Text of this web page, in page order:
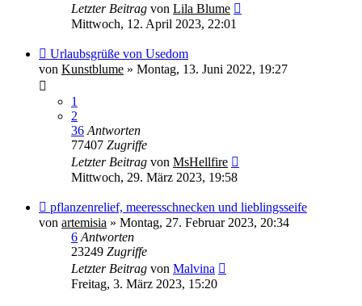
Letzter Beitrag von Lila Blume
Mittwoch, 12. April 2023, 22:01
Urlaubsgrüße von Usedom
von Kunstblume » Montag, 13. Juni 2022, 19:27
1
2
36 Antworten
77407 Zugriffe
Letzter Beitrag von MsHellfire
Mittwoch, 29. März 2023, 19:58
pflanzenrelief, meeresschnecken und lieblingsseife
von artemisia » Montag, 27. Februar 2023, 20:34
6 Antworten
23249 Zugriffe
Letzter Beitrag von Malvina
Freitag, 3. März 2023, 15:20